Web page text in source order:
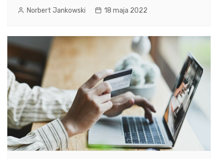
Norbert Jankowski 18 maja 2022